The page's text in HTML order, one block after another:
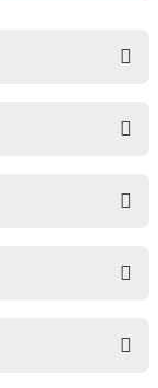
tarafımıza